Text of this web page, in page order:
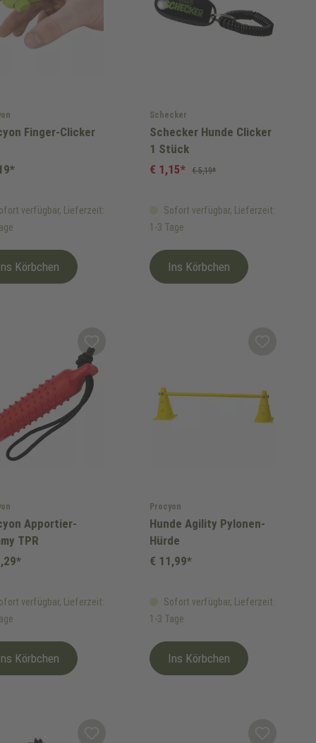
Finger-Clicker
verfügbar, Lieferzeit:
Körbchen
Schecker
Schecker Hunde Clicker
1 Stück
Sofort verfügbar, Lieferzeit:
1-3 Tage
€ 1,15* € 5,19*
Ins Körbchen
Apportier-
TPR
verfügbar, Lieferzeit:
Körbchen
Procyon
Hunde Agility Pylonen-
Hürde
Sofort verfügbar, Lieferzeit:
1-3 Tage
€ 11,99*
Ins Körbchen